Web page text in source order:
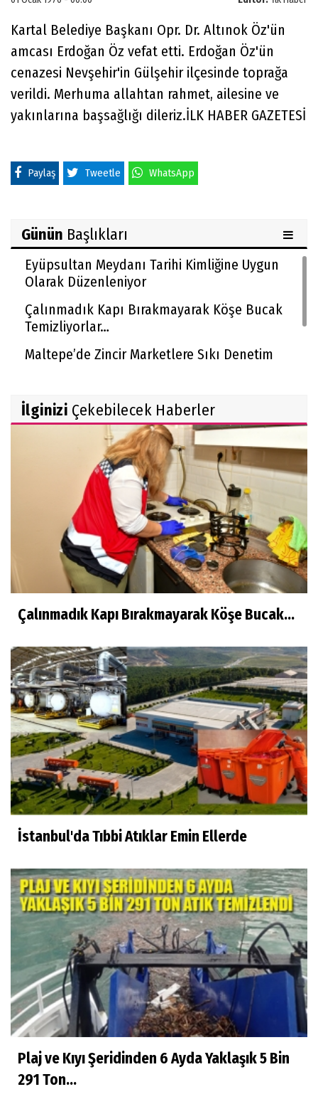
Kartal Belediye Başkanı Opr. Dr. Altınok Öz'ün
amcası Erdoğan Öz vefat etti. Erdoğan Öz'ün
cenazesi Nevşehir'in Gülşehir ilçesinde toprağa
verildi. Merhuma allahtan rahmet, ailesine ve
yakınlarına başsağlığı dileriz.İLK HABER GAZETESİ
Paylaş Tweetle WhatsApp
Günün Başlıkları
Eyüpsultan Meydanı Tarihi Kimliğine Uygun
Olarak Düzenleniyor
Çalınmadık Kapı Bırakmayarak Köşe Bucak
Temizliyorlar…
Maltepe’de Zincir Marketlere Sıkı Denetim
Usulsüzlük İddiası!
İlginizi Çekebilecek Haberler
Çalınmadık Kapı Bırakmayarak Köşe Bucak...
İstanbul'da Tıbbi Atıklar Emin Ellerde
Plaj ve Kıyı Şeridinden 6 Ayda Yaklaşık 5 Bin
291 Ton...